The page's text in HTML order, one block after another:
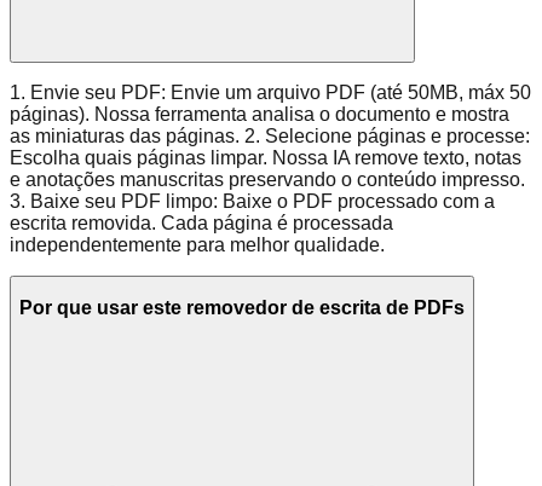
1. Envie seu PDF: Envie um arquivo PDF (até 50MB, máx 50
páginas). Nossa ferramenta analisa o documento e mostra
as miniaturas das páginas. 2. Selecione páginas e processe:
Escolha quais páginas limpar. Nossa IA remove texto, notas
e anotações manuscritas preservando o conteúdo impresso.
3. Baixe seu PDF limpo: Baixe o PDF processado com a
escrita removida. Cada página é processada
independentemente para melhor qualidade.
Por que usar este removedor de escrita de PDFs